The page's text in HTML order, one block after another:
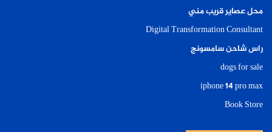
محل عصاير قريب مني
Digital Transformation Consultant
راس شاحن سامسونج
dogs for sale
iphone 14 pro max
Book Store